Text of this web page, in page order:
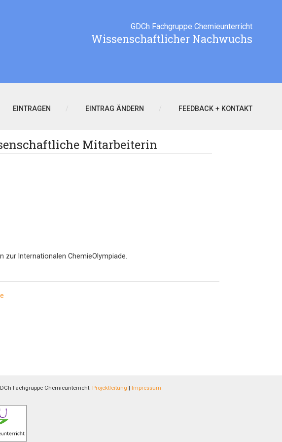
GDCh Fachgruppe Chemieunterricht
Wissenschaftlicher Nachwuchs
EINTRAGEN EINTRAG ÄNDERN FEEDBACK + KONTAKT
Mitarbeiterin
zur Internationalen ChemieOlympiade.
Fachgruppe Chemieunterricht. Projektleitung | Impressum